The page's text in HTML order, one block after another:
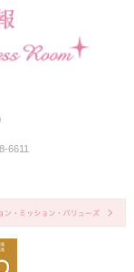
6611